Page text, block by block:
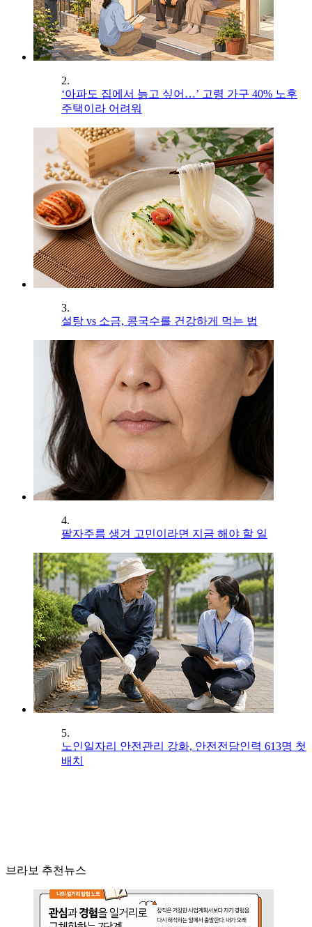
2.
‘아파도 집에서 늙고 싶어…’ 고령 가구 40% 노후
주택이라 어려워
3.
설탕 vs 소금, 콩국수를 건강하게 먹는 법
4.
팔자주름 생겨 고민이라면 지금 해야 할 일
5.
노인일자리 안전관리 강화, 안전전담인력 613명 첫
배치
브라보 추천뉴스